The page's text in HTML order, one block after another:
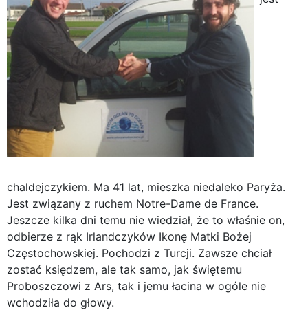
chaldejczykiem. Ma 41 lat, mieszka niedaleko Paryża.
Jest związany z ruchem Notre-Dame de France.
Jeszcze kilka dni temu nie wiedział, że to właśnie on,
odbierze z rąk Irlandczyków Ikonę Matki Bożej
Częstochowskiej. Pochodzi z Turcji. Zawsze chciał
zostać księdzem, ale tak samo, jak świętemu
Proboszczowi z Ars, tak i jemu łacina w ogóle nie
wchodziła do głowy.